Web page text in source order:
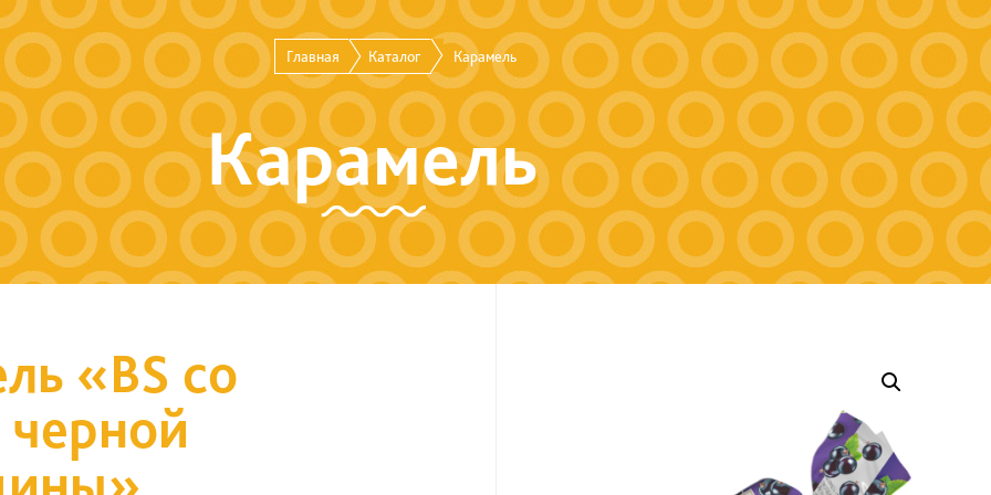
Главная Каталог Карамель
Карамель
«BS со